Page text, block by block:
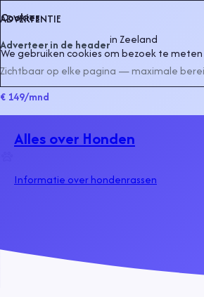
ADVERTENTIE
Adverteer in de headerinZeeland
Zichtbaar op elke pagina — maximale
€ 149/mnd
Alles over Honden
Informatie over hondenrassen
Cookies
We gebruiken cookies om bezoek te